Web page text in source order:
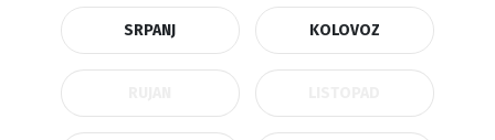
SRPANJ KOLOVOZ